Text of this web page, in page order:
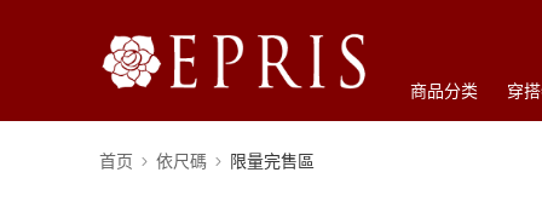
商品分类 穿
首页 依尺碼 限量完售區